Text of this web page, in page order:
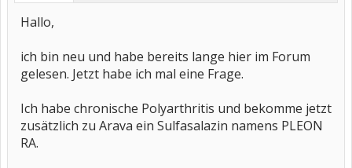
Hallo,
ich bin neu und habe bereits lange hier im Forum
gelesen. Jetzt habe ich mal eine Frage.
Ich habe chronische Polyarthritis und bekomme jetzt
zusätzlich zu Arava ein Sulfasalazin namens PLEON
RA.